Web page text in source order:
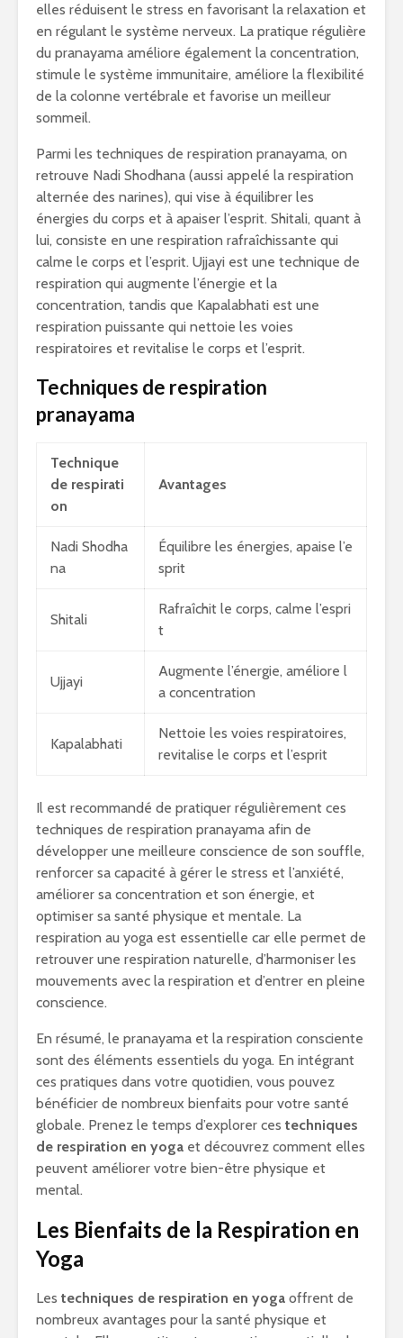
elles réduisent le stress en favorisant la relaxation et
en régulant le système nerveux. La pratique régulière
du pranayama améliore également la concentration,
stimule le système immunitaire, améliore la flexibilité
de la colonne vertébrale et favorise un meilleur
sommeil.
Parmi les techniques de respiration pranayama, on
retrouve Nadi Shodhana (aussi appelé la respiration
alternée des narines), qui vise à équilibrer les
énergies du corps et à apaiser l’esprit. Shitali, quant à
lui, consiste en une respiration rafraîchissante qui
calme le corps et l’esprit. Ujjayi est une technique de
respiration qui augmente l’énergie et la
concentration, tandis que Kapalabhati est une
respiration puissante qui nettoie les voies
respiratoires et revitalise le corps et l’esprit.
Techniques de respiration
pranayama
Technique
de respirati
on
Avantages
Nadi Shodha
na
Équilibre les énergies, apaise l’e
sprit
Shitali
Rafraîchit le corps, calme l’espri
t
Ujjayi
Augmente l’énergie, améliore l
a concentration
Kapalabhati
Nettoie les voies respiratoires,
revitalise le corps et l’esprit
Il est recommandé de pratiquer régulièrement ces
techniques de respiration pranayama afin de
développer une meilleure conscience de son souffle,
renforcer sa capacité à gérer le stress et l’anxiété,
améliorer sa concentration et son énergie, et
optimiser sa santé physique et mentale. La
respiration au yoga est essentielle car elle permet de
retrouver une respiration naturelle, d’harmoniser les
mouvements avec la respiration et d’entrer en pleine
conscience.
En résumé, le pranayama et la respiration consciente
sont des éléments essentiels du yoga. En intégrant
ces pratiques dans votre quotidien, vous pouvez
bénéficier de nombreux bienfaits pour votre santé
globale. Prenez le temps d’explorer ces techniques
de respiration en yoga et découvrez comment elles
peuvent améliorer votre bien-être physique et
mental.
Les Bienfaits de la Respiration en
Yoga
Les techniques de respiration en yoga offrent de
nombreux avantages pour la santé physique et